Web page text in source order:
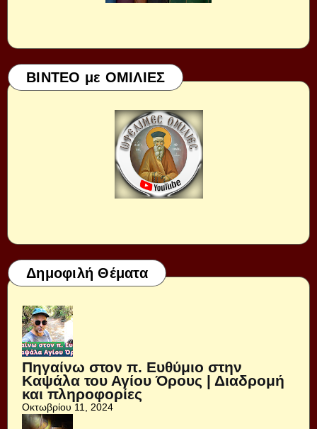
ΒΙΝΤΕΟ με ΟΜΙΛΙΕΣ
Δημοφιλή Θέματα
Πηγαίνω στον π. Ευθύμιο στην
Καψάλα του Αγίου Όρους | Διαδρομή
και πληροφορίες
Οκτωβρίου 11, 2024